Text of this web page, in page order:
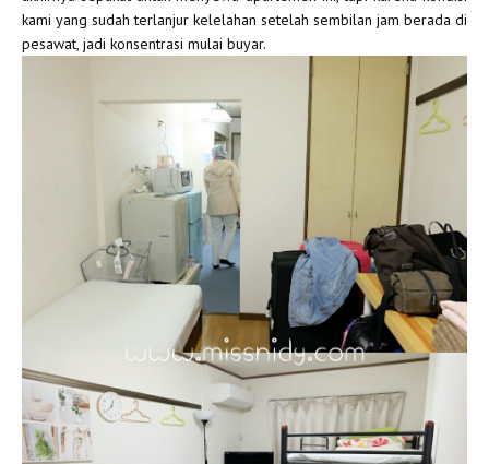
kami yang sudah terlanjur kelelahan setelah sembilan jam berada di
pesawat, jadi konsentrasi mulai buyar.